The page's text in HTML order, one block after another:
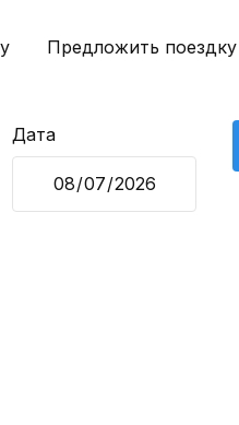
Предложить поездку
Дата